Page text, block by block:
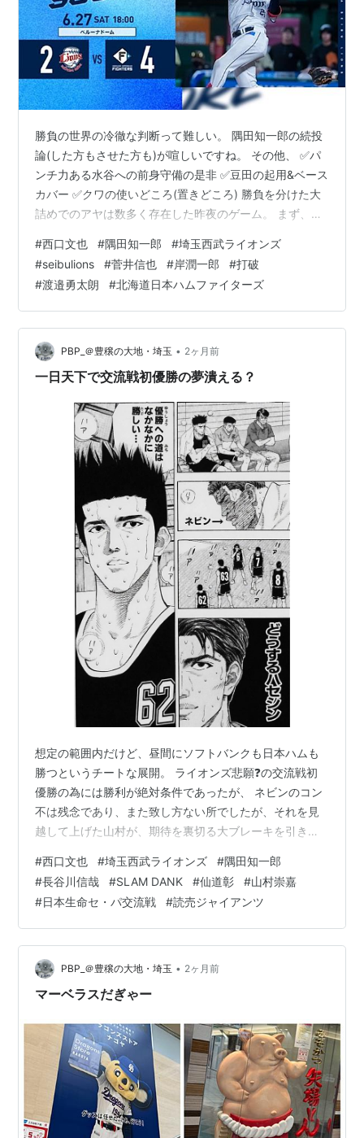
勝負の世界の冷徹な判断って難しい。 隅田知一郎の続投
論(した方もさせた方も)が喧しいですね。 その他、 ✅パ
ンチ力ある水谷への前身守備の是非 ✅豆田の起用&ベース
カバー ✅クワの使いどころ(置きどころ) 勝負を分けた大
詰めでのアヤは数多く存在した昨夜のゲーム。 まず、隅
論でも何でもなく、誰でも、9回にウインゲンターという
カードを切っておけは、延長戦orサヨナラ勝ちの可能性
が大であったと言う事は言えるだろう。 後で振り返る
と、コレが隅田続投の呼び水となり、コッチの負けに繋
がったんだから、野球って何が正解なのか終わって見な
ければ分からない本当に複…
#西口文也 #隅田知一郎 #埼玉西武ライオンズ
#seibulions #菅井信也 #岸潤一郎 #打破
#渡邉勇太朗 #北海道日本ハムファイターズ
PBP_＠豊穣の大地・埼玉 • 2ヶ月前
一日天下で交流戦初優勝の夢潰える？
想定の範囲内だけど、昼間にソフトバンクも日本ハムも
勝つというチートな展開。 ライオンズ悲願❓の交流戦初
優勝の為には勝利が絶対条件であったが、 ネビンのコン
不は残念であり、また致し方ない所でしたが、それを見
越して上げた山村が、期待を裏切る大ブレーキを引きま
のタイミングで交流戦V逸の全てのヘイトを一身に背負う
為に上がって来たのか？と言う感じで、とても不憫。た
だ単に力がないのに過剰な期待を背負わされているが故
に。。。山村に責任はない。こんな時に使う方が悪い。
#seibulions — PBP (@Dosukoi20211) 2026年6月13日
ジ…
#西口文也 #埼玉西武ライオンズ #隅田知一郎
#長谷川信哉 #SLAM DANK #仙道彰 #山村崇嘉
#日本生命セ・パ交流戦 #読売ジャイアンツ
PBP_＠豊穣の大地・埼玉 • 2ヶ月前
マーベラスだぎゃー